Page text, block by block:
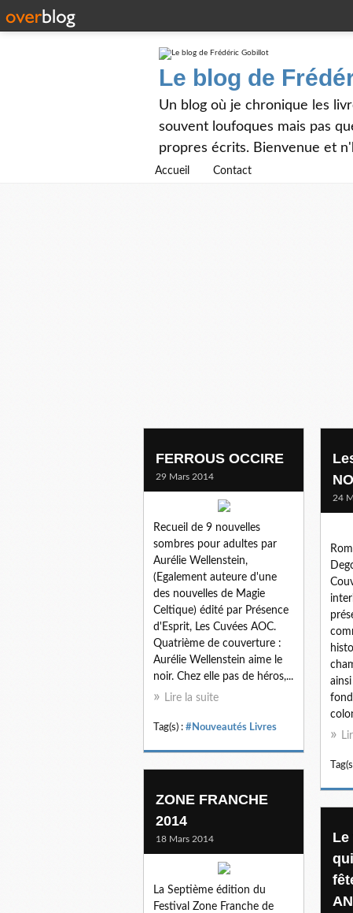
Le blog de
Un blog où je chronique les
souvent loufoques mais pas
propres écrits. Bienvenue et
Accueil Contact
FERROUS OCCIRE
29 Mars 2014
Recueil de 9 nouvelles
sombres pour adultes par
Aurélie Wellenstein,
(Egalement auteure d'une
des nouvelles de Magie
Celtique) édité par Présence
d'Esprit, Les Cuvées AOC.
Quatrième de couverture :
Aurélie Wellenstein aime le
noir. Chez elle pas de héros,...
Lire la suite
Tag(s) : #Nouveautés Livres
24
ZONE FRANCHE
2014
18 Mars 2014
La Septième édition du
Festival Zone Franche de
Le